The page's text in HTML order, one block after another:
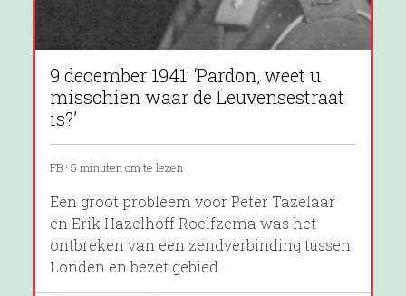
9 december 1941: ‘Pardon, weet u
misschien waar de Leuvensestraat
is?’
FB · 5 minuten om te lezen
Een groot probleem voor Peter Tazelaar
en Erik Hazelhoff Roelfzema was het
ontbreken van een zendverbinding tussen
Londen en bezet gebied.